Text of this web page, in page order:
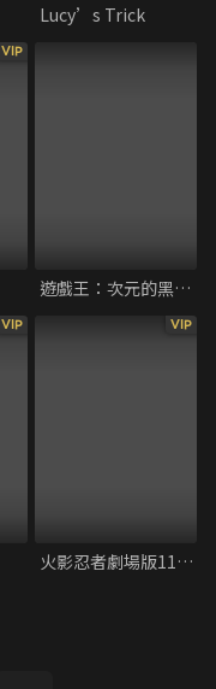
Lucy’s Trick
VIP
遊戲王：次元的黑暗面
VIP VIP
火影忍者劇場版11：慕留人